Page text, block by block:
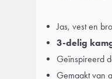
Jas, vest en
3-delig
Geïnspireerd
Gemaakt van